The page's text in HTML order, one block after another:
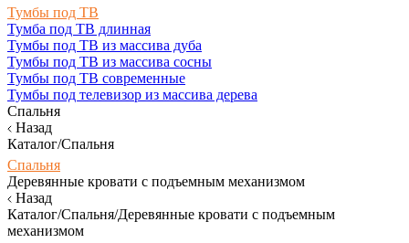
Тумбы под ТВ
Тумба под ТВ длинная
Тумбы под ТВ из массива дуба
Тумбы под ТВ из массива сосны
Тумбы под ТВ современные
Тумбы под телевизор из массива дерева
Спальня
Назад
Каталог/Спальня
Спальня
Деревянные кровати с подъемным механизмом
Назад
Каталог/Спальня/Деревянные кровати с подъемным
механизмом